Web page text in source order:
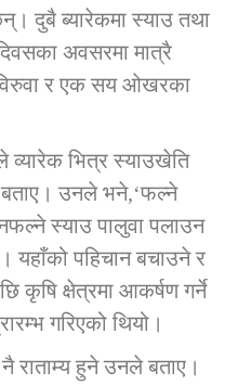
एकाई जुम्लाको सुचना
दुबै ब्यारेकमा स्याउ तथा
अवसरमा मात्रै
र एक सय ओखरका
व्यारेक भित्र स्याउखेति
बताए। उनले भने,‘फल्ने
स्याउ पालुवा पलाउन
यहाँको पहिचान बचाउने र
कृषि क्षेत्रमा आकर्षण गर्ने
गरिएको थियो।
राताम्य हुने उनले बताए।